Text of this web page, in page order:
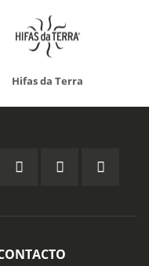
Hifas da Terra